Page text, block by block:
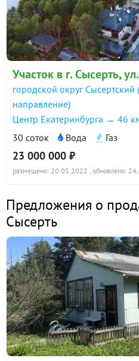
Участок в г. Сысерть,
городской округ
направление)
Центр Екатеринбурга → 46
30 соток
Вода Газ
23 000 000 ₽
размещено: 20.05.2022 , обновлено:
Предложения о
Сысерть